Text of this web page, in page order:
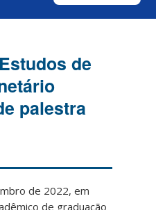
de
palestra
de 2022, em
de graduação